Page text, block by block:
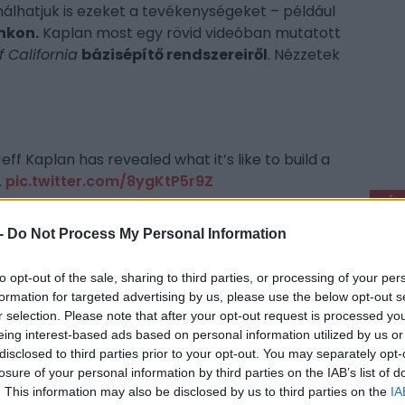
Do Not Process My Personal Information
opt-out of the sale, sharing to third parties, or processing of your
for targeted advertising by us, please use the below opt-out
selection. Please note that after your opt-out request is processed
interest-based ads based on personal information utilized by us
to third parties prior to your opt-out. You may separately
of your personal information by third parties on the IAB’s list of
This information may also be disclosed by us to third parties on the
is ezeket a tevékenységeket – például
Kaplan most egy rövid videóban mutatott
California bázisépítő rendszereiről. Nézzetek
Kaplan has revealed what it’s like to build a
pic.twitter.com/8ygKtP5r9Z
egy telek lefoglalásával keződik,
csak tetszik. Akülönböző épülettípusok
saját funkcióvalrendelkeznek, de
legfontosabb épülete. Ezeket egyébként
is elhelyezhetjük a világban,
a telkünknek, akkorminden épületet
deszkáról deszkáraépítkezve.